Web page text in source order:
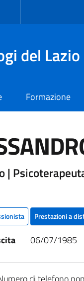
del Lazio
Formazione
|
Prestazioni a
06/07/1985